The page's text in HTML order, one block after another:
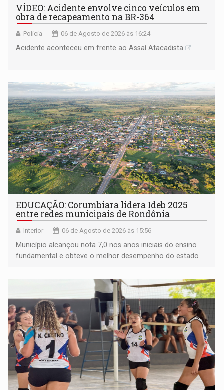
VÍDEO: Acidente envolve cinco veículos em
obra de recapeamento na BR-364
Polícia 06 de Agosto de 2026 às 16:24
Acidente aconteceu em frente ao Assaí Atacadista
EDUCAÇÃO: Corumbiara lidera Ideb 2025
entre redes municipais de Rondônia
Interior 06 de Agosto de 2026 às 15:56
Município alcançou nota 7,0 nos anos iniciais do ensino
fundamental e obteve o melhor desempenho do estado